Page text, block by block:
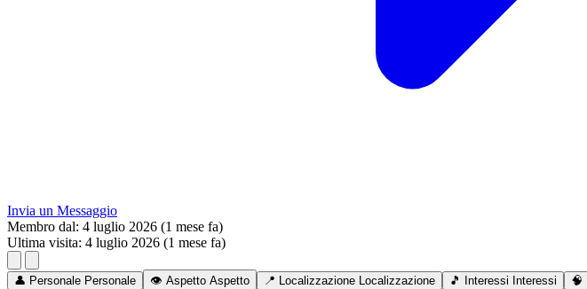
Invia un Messaggio
Membro dal: 4 luglio 2026 (1 mese fa)
Ultima visita: 4 luglio 2026 (1 mese fa)
👤 Personale Personale 👁️ Aspetto Aspetto 📍 Localizzazione Localizzazione 🎵 Interessi Interessi 🧠